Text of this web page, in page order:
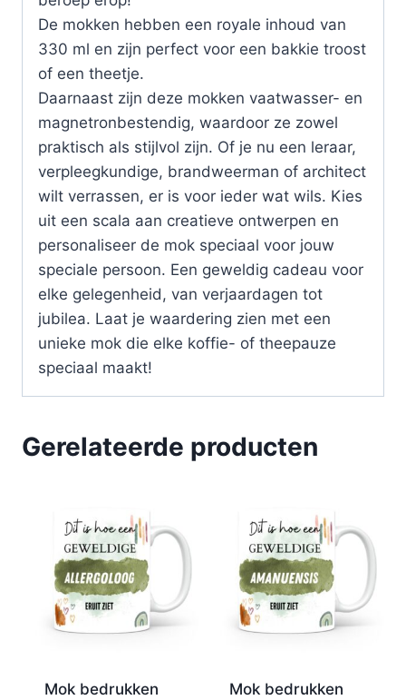
De mokken hebben een royale inhoud van
330 ml en zijn perfect voor een bakkie troost
of een theetje.
Daarnaast zijn deze mokken vaatwasser- en
magnetronbestendig, waardoor ze zowel
praktisch als stijlvol zijn. Of je nu een leraar,
verpleegkundige, brandweerman of architect
wilt verrassen, er is voor ieder wat wils. Kies
uit een scala aan creatieve ontwerpen en
personaliseer de mok speciaal voor jouw
speciale persoon. Een geweldig cadeau voor
elke gelegenheid, van verjaardagen tot
jubilea. Laat je waardering zien met een
unieke mok die elke koffie- of theepauze
speciaal maakt!
Gerelateerde producten
Mok bedrukken
Mok bedrukken